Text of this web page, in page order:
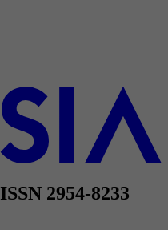
ISSN 2954-8233